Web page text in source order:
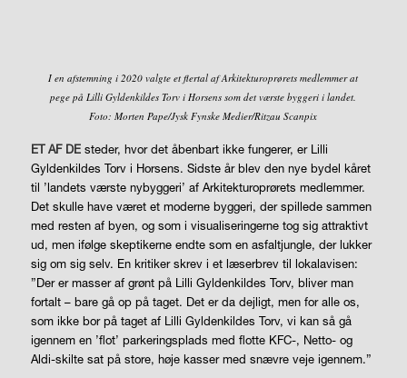
I en afstemning i 2020 valgte et flertal af Arkitekturoprørets medlemmer at
pege på Lilli Gyldenkildes Torv i Horsens som det værste byggeri i landet.
Foto: Morten Pape/Jysk Fynske Medier/Ritzau Scanpix
ET AF DEsteder, hvor det åbenbart ikke fungerer, er Lilli
Gyldenkildes Torv i Horsens. Sidste år blev den nye bydel kåret
til ’landets værste nybyggeri’ af Arkitekturoprørets medlemmer.
Det skulle have været et moderne byggeri, der spillede sammen
med resten af byen, og som i visualiseringerne tog sig attraktivt
ud, men ifølge skeptikerne endte som en asfaltjungle, der lukker
sig om sig selv. En kritiker skrev i et læserbrev til lokalavisen:
”Der er masser af grønt på Lilli Gyldenkildes Torv, bliver man
fortalt – bare gå op på taget. Det er da dejligt, men for alle os,
som ikke bor på taget af Lilli Gyldenkildes Torv, vi kan så gå
igennem en ’flot’ parkeringsplads med flotte KFC-, Netto- og
Aldi-skilte sat på store, høje kasser med snævre veje igennem.”